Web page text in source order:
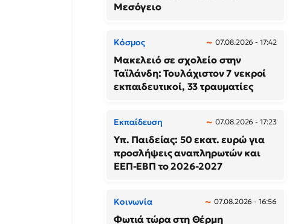
Μεσόγειο
Κόσμος 07.08.2026 - 17:42
Μακελειό σε σχολείο στην
Ταϊλάνδη: Τουλάχιστον 7 νεκροί
εκπαιδευτικοί, 33 τραυματίες
Εκπαίδευση 07.08.2026 - 17:23
Υπ. Παιδείας: 50 εκατ. ευρώ για
προσλήψεις αναπληρωτών και
ΕΕΠ-ΕΒΠ το 2026-2027
Κοινωνία 07.08.2026 - 16:56
Φωτιά τώρα στη Θέρμη